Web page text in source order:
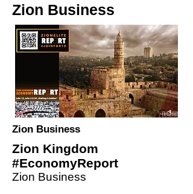
Zion Business
Zion Business
Zion Kingdom
#EconomyReport
Zion Business